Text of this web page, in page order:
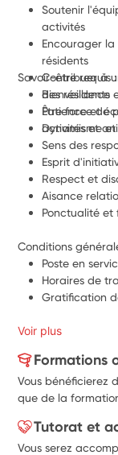
Soutenir
activités
Encourager
résidents
Contribuer à
des résidents
Être force de
activités et
Bienveillance
Patience et
Dynamisme
Sens des
Esprit
Respect et
Aisance
Ponctualité et
Poste en
Horaires de
Gratification
Voir plus
Formations
Vous bénéficierez
que de la
Tutorat et
Vous serez